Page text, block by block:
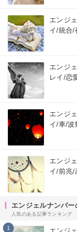
エンジ
イ/統合/
エンジ
レイ/恋
エンジ
イ/車/波
エンジ
イ/前兆/
エンジェルナンバ
人気のある記事ランキング
1